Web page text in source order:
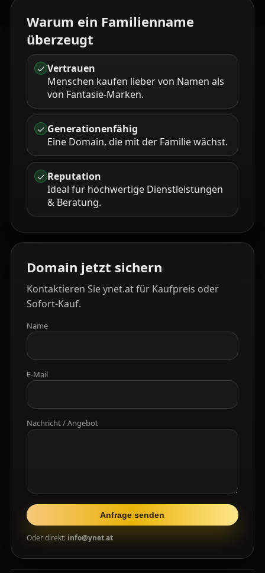
Warum ein Familienname
überzeugt
✓ Vertrauen
Menschen kaufen lieber von Namen als
von Fantasie-Marken.
✓ Generationenfähig
Eine Domain, die mit der Familie wächst.
✓ Reputation
Ideal für hochwertige Dienstleistungen
& Beratung.
Domain jetzt sichern
Kontaktieren Sie ynet.at für Kaufpreis oder
Sofort-Kauf.
Name
E-Mail
Nachricht / Angebot
Anfrage senden
Oder direkt: info@ynet.at